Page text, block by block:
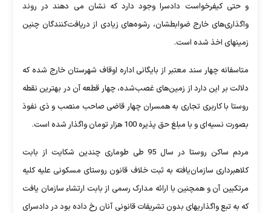
و حتی کیفرخواست دادسرا وجود دارد که نشان می دهند در روند
واگذاری‌های خارج ضوابطشان، رشوه‌های زیادی از دریافت‌کنندگان چنین
زمینهای اخذ شده است.
متاسفانه چهار سند معتبر از بایگانی اداره اوقاف شهرستان خارج شده که
دلالت بر این دارد از زمین‌های غصب‌شده، چهار قطعه آن در بهترین نقطه
روستا با کاربری تجاری به همسران چهار قاضی صاحب منصب و ذی نفوذ
بصورت نسیه‌ای و با مبلغ حق پذیره 100 هزار تومان واگذار شده است.
مردم ساکن روستا در سال 95 طی طوماری چندین شکایت از بابت
کلاهبرداری سازمان‌یافته به ثبت خلاف قانون روستای مسکونی علیه کلیه
مرتکبین آن و همچنین با ارائه مدارک رسمی از بابت ارتشاء سازمان یافت
که به تبع واگذاریهای بدون تشریفات قانونی آنان رخ داده بود در دادسرای